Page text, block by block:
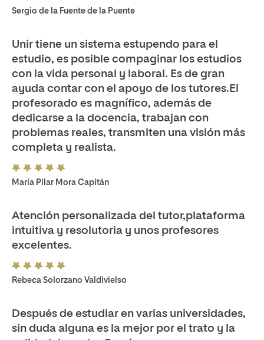
Sergio de la Fuente de la Puente
Unir tiene un sistema estupendo para el
estudio, es posible compaginar los estudios
con la vida personal y laboral. Es de gran
ayuda contar con el apoyo de los tutores.El
profesorado es magnífico, además de
dedicarse a la docencia, trabajan con
problemas reales, transmiten una visión más
completa y realista.
María Pilar Mora Capitán
Atención personalizada del tutor,plataforma
intuitiva y resolutoria y unos profesores
excelentes.
Rebeca Solorzano Valdivielso
Después de estudiar en varias universidades,
sin duda alguna es la mejor por el trato y la